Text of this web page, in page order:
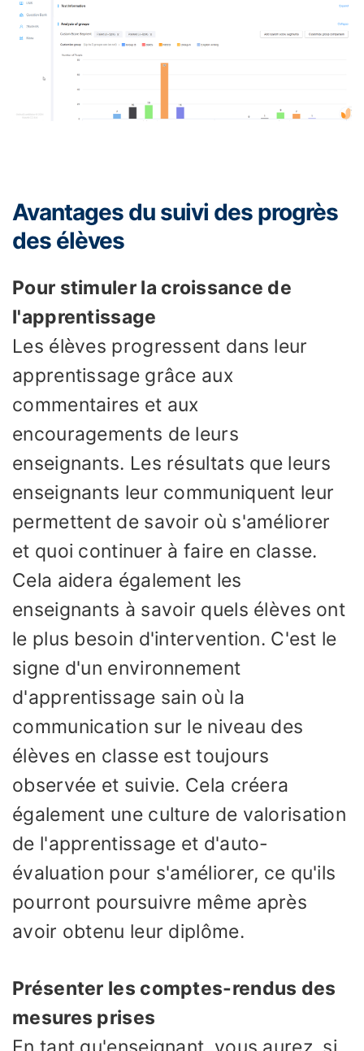
Avantages du suivi des progrès
des élèves
Pour stimuler la croissance de
l'apprentissage
Les élèves progressent dans leur
apprentissage grâce aux
commentaires et aux
encouragements de leurs
enseignants. Les résultats que leurs
enseignants leur communiquent leur
permettent de savoir où s'améliorer
et quoi continuer à faire en classe.
Cela aidera également les
enseignants à savoir quels élèves ont
le plus besoin d'intervention. C'est le
signe d'un environnement
d'apprentissage sain où la
communication sur le niveau des
élèves en classe est toujours
observée et suivie. Cela créera
également une culture de valorisation
de l'apprentissage et d'auto-
évaluation pour s'améliorer, ce qu'ils
pourront poursuivre même après
avoir obtenu leur diplôme.
Présenter les comptes-rendus des
mesures prises